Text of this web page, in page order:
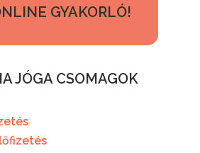
GYAKORLÓ!
JÓGA CSOMAGOK